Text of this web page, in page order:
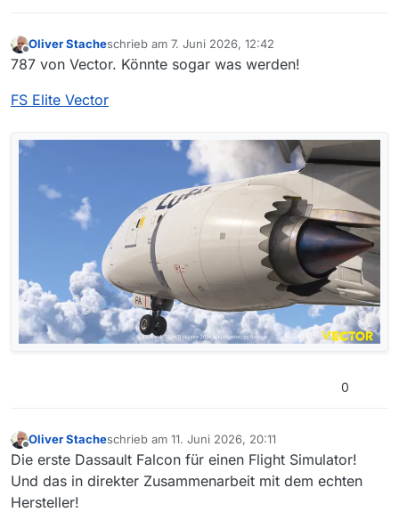
Offline
Oliver Stacheschrieb am 7. Juni 2026, 12:42
zuletzt editiert von [WTB003] Oliver S.
787 von Vector. Könnte sogar was werden!
FS Elite Vector
0
Offline
Oliver Stacheschrieb am 11. Juni 2026, 20:11
zuletzt editiert von
Die erste Dassault Falcon für einen Flight Simulator!
Und das in direkter Zusammenarbeit mit dem echten
Hersteller!